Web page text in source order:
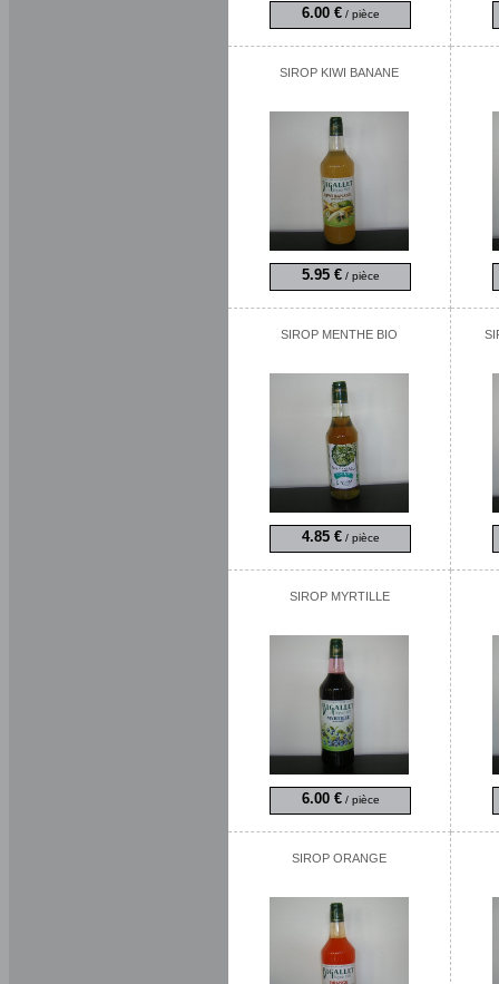
6.00 €/ pièce
SIROP KIWI BANANE
5.95 €/ pièce
SIROP MENTHE BIO
4.85 €/ pièce
SIROP MYRTILLE
6.00 €/ pièce
SIROP ORANGE